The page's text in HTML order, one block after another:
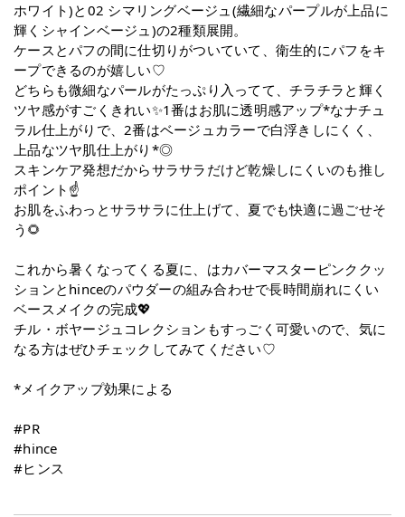
ホワイト)と02 シマリングベージュ(繊細なパープルが上品に
輝くシャインベージュ)の2種類展開。
ケースとパフの間に仕切りがついていて、衛生的にパフをキ
ープできるのが嬉しい♡
どちらも微細なパールがたっぷり入ってて、チラチラと輝く
ツヤ感がすごくきれい✨1番はお肌に透明感アップ*なナチュ
ラル仕上がりで、2番はベージュカラーで白浮きしにくく、
上品なツヤ肌仕上がり*◎
スキンケア発想だからサラサラだけど乾燥しにくいのも推し
ポイント☝️
お肌をふわっとサラサラに仕上げて、夏でも快適に過ごせそ
う🌻
これから暑くなってくる夏に、はカバーマスターピンククッ
ションとhinceのパウダーの組み合わせで長時間崩れにくい
ベースメイクの完成💖
チル・ボヤージュコレクションもすっごく可愛いので、気に
なる方はぜひチェックしてみてください♡
*メイクアップ効果による
#PR
#hince
#ヒンス